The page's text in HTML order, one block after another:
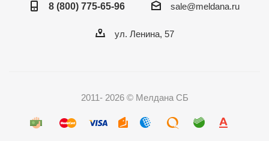
8 (800) 775-65-96 sale@meldana.ru
ул. Ленина, 57
2011- 2026 © Мелдана СБ